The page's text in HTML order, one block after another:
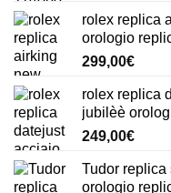
rolex replica
orologio
299,00€
rolex replica
jubilèè
249,00€
Tudor
orologio